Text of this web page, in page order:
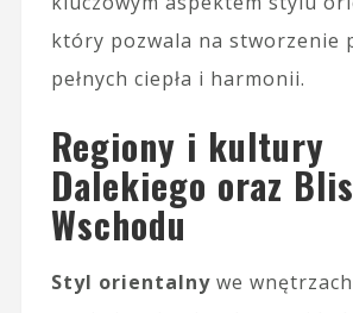
który pozwala na stworzenie
pełnych ciepła i harmonii.
Regiony i kultury
Dalekiego oraz
Wschodu
Styl orientalnywe